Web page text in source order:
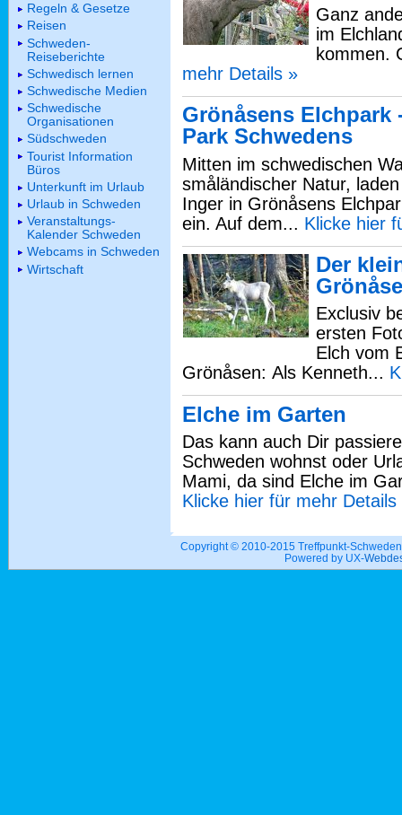
Ganz
im
kommen.
mehr Details »
Grönåsens Elchpark
Park Schwedens
Mitten im schwedischen
småländischer Natur,
Inger in Grönåsens
ein. Auf dem... Klicke hier
Der
Exclusiv
ersten
Elch vom
Grönåsen: Als Kenneth...
Elche im Garten
Das kann auch Dir
Schweden wohnst oder
Mami, da sind Elche im
Klicke hier für mehr Details
Regeln & Gesetze
Reisen
Schweden-
Reiseberichte
Schwedisch lernen
Schwedische Medien
Schwedische
Organisationen
Südschweden
Tourist Information
Büros
Unterkunft im Urlaub
Urlaub in Schweden
Veranstaltungs-
Kalender Schweden
Webcams in Schweden
Wirtschaft
Copyright © 2010-2015 Treffpunkt-
Powered by UX-